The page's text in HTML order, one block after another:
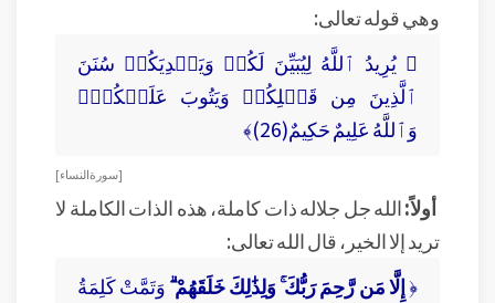
وهي قوله تعالى:
﴿ يُرِيدُ ٱللَّهُ لِيُبَيِّنَ لَكُمۡ وَيَهۡدِيَكُمۡ سُنَنَ
ٱلَّذِينَ مِن قَبۡلِكُمۡ وَيَتُوبَ عَلَيۡكُمۡۗ
وَٱللَّهُ عَلِيمٌ حَكِيمٌ(26)﴾
[ سورة النساء ]
أولاً:الله جل جلاله ذات كاملة، هذه الذات الكاملة لا
تريد إلا الخير، قال الله تعالى:
﴿إِلَّا مَن رَّحِمَ رَبُّكَ ۚ وَلِذَٰلِكَ خَلَقَهُمْ ۗوَتَمَّتْ كَلِمَةُ